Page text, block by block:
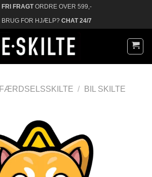
FRI FRAGTORDRE OVER 599,-
BRUG FOR HJÆLP? CHAT 24/7
FÆRDSELSSKILTE / BIL SKILTE